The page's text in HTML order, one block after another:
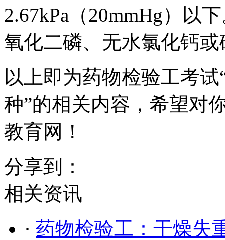
2.67kPa（20mmHg）以
氧化二磷、无水氯化钙或
以上即为药物检验工考
种”的相关内容，希望对
教育网！
分享到：
相关资讯
· 药物检验工：干燥失